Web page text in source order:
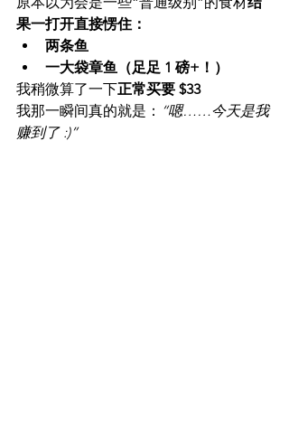
果一打开直接愣住：
两条鱼
一大袋章鱼（足足 1 磅+！）
我稍微算了一下正常买要 $33
我那一瞬间真的就是： “嗯……今天是我
赚到了 :)”